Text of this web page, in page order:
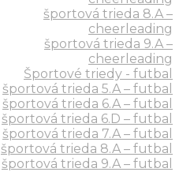
športová trieda 8.A –
cheerleading
športová trieda 9.A –
cheerleading
Športové triedy - futbal
športová trieda 5.A – futbal
športová trieda 6.A – futbal
športová trieda 6.D – futbal
športová trieda 7.A – futbal
športová trieda 8.A – futbal
športová trieda 9.A – futbal